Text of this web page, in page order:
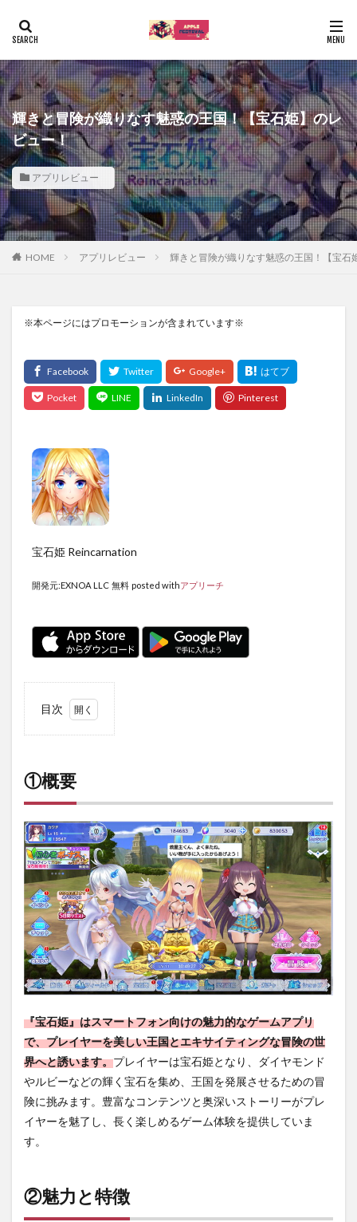
輝きと冒険が織りなす魅惑の王国！【宝石姫】のレ
ビュー！
アプリレビュー
HOME アプリレビュー 輝きと冒険が織りなす魅惑の王国！【宝石
※本ページにはプロモーションが含まれています※
宝石姫 Reincarnation
開発元:EXNOA LLC 無料 posted withアプリーチ
目次
2
②魅
特徴
3
③序
盤攻
略に
つい
て
4
④ま
とめ
①概要
『宝石姫』はスマートフォン向けの魅力的なゲームアプリ
で、プレイヤーを美しい王国とエキサイティングな冒険の世
界へと誘います。プレイヤーは宝石姫となり、ダイヤモンド
やルビーなどの輝く宝石を集め、王国を発展させるための冒
険に挑みます。豊富なコンテンツと奥深いストーリーがプレ
イヤーを魅了し、長く楽しめるゲーム体験を提供していま
す。
②魅力と特徴